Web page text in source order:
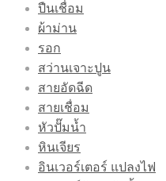
ปืนเชื่อม
ผ้าม่าน
รอก
สว่านเจาะปูน
สายอัดฉีด
สายเชื่อม
หัวปั๊มน้ำ
หินเจียร
อินเวอร์เตอร์ แปลงไฟ